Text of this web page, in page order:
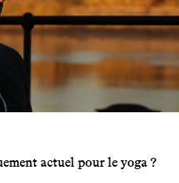
actuel pour le yoga ?